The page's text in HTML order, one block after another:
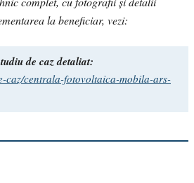
la beneficiar, vezi:
de caz detaliat:
caz/centrala-fotovoltaica-mobila-ars-